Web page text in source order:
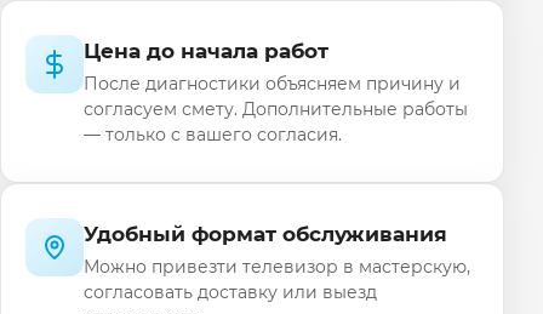
Цена до начала работ
После диагностики объясняем причину и
согласуем смету. Дополнительные работы
— только с вашего согласия.
Удобный формат обслуживания
Можно привезти телевизор в мастерскую,
согласовать доставку или выезд